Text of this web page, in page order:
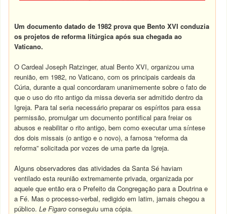
Um documento datado de 1982 prova que Bento XVI conduzia
os projetos de reforma litúrgica após sua chegada ao
Vaticano.
O Cardeal Joseph Ratzinger, atual Bento XVI, organizou uma
reunião, em 1982, no Vaticano, com os principais cardeais da
Cúria, durante a qual concordaram unanimemente sobre o fato de
que o uso do rito antigo da missa deveria ser admitido dentro da
Igreja. Para tal seria necessário preparar os espíritos para essa
permissão, promulgar um documento pontifical para freiar os
abusos e reabilitar o rito antigo, bem como executar uma síntese
dos dois missais (o antigo e o novo), a famosa “reforma da
reforma” solicitada por vozes de uma parte da Igreja.
Alguns observadores das atividades da Santa Sé haviam
ventilado esta reunião extremamente privada, organizada por
aquele que então era o Prefeito da Congregação para a Doutrina e
a Fé. Mas o processo-verbal, redigido em latim, jamais chegou a
público.Le Figaro conseguiu uma cópia.